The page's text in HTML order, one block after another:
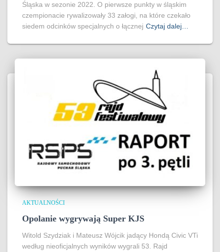
Śląska w sezonie 2022. O pierwsze punkty w śląskim
czempionacie rywalizowały 33 załogi, na które czekało
siedem odcinków specjalnych o łącznej Czytaj dalej…
AKTUALNOŚCI
Opolanie wygrywają Super KJS
Witold Szydziak i Mateusz Wójcik jadący Hondą Civic VTi
według nieoficjalnych wyników wygrali 53. Rajd